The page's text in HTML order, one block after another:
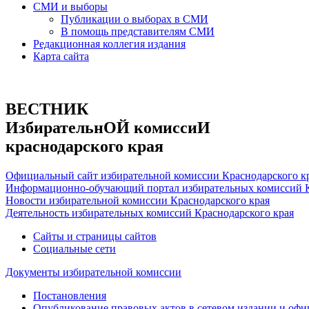
СМИ и выборы
Публикации о выборах в СМИ
В помощь представителям СМИ
Редакционная коллегия издания
Карта сайта
ВЕСТНИК
ИзбирательнОЙ комиссиИ
краснодарского края
Официальный сайт избирательной комиссии Краснодарского
Информационно-обучающий портал избирательных комиссий
Новости избирательной комиссии Краснодарского края
Деятельность избирательных комиссий Краснодарского края
Сайты и страницы сайтов
Социальные сети
Документы избирательной комиссии
Постановления